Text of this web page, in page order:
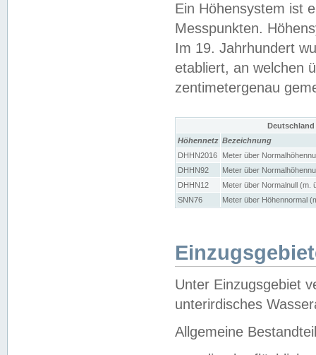
Ein Höhensystem ist
Messpunkten.
Im 19. Jahrhundert
etabliert, an welchen
zentimetergenau
Höhennetz Bezeichnung
DHHN2016
Meter über
DHHN92
Meter über
DHHN12
Meter über Normalnull (m.
SNN76
Meter über Höhennormal
Unter Einzugsgebiet
unterirdisches
Allgemeine